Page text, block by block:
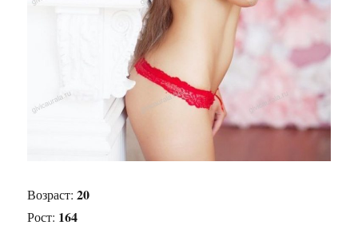
Возраст:20
Рост: 164